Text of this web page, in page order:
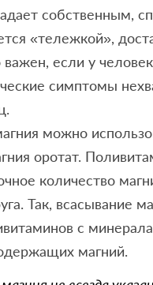
собственным,
«тележкой»,
важен, если у
симптомы
можно
оротат.
количество
Так, всасывание
с
магний.